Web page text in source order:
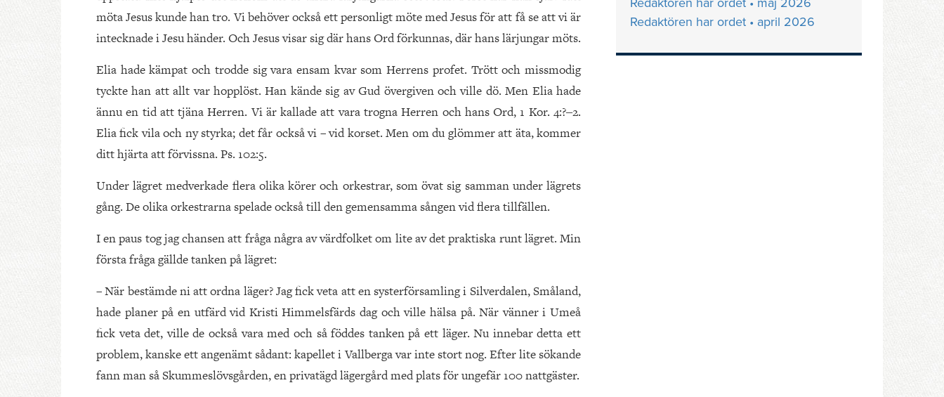
möta Jesus kunde han tro. Vi behöver också ett personligt möte med Jesus för att få se att vi är
intecknade i Jesu händer. Och Jesus visar sig där hans Ord förkunnas, där hans lärjungar möts.
Elia hade kämpat och trodde sig vara ensam kvar som Herrens profet. Trött och missmodig
tyckte han att allt var hopplöst. Han kände sig av Gud övergiven och ville dö. Men Elia hade
ännu en tid att tjäna Herren. Vi är kallade att vara trogna Herren och hans Ord, 1 Kor. 4:?‒2.
Elia fick vila och ny styrka; det får också vi – vid korset. Men om du glömmer att äta, kommer
ditt hjärta att förvissna. Ps. 102:5.
Under lägret medverkade flera olika körer och orkestrar, som övat sig samman under lägrets
gång. De olika orkestrarna spelade också till den gemensamma sången vid flera tillfällen.
I en paus tog jag chansen att fråga några av värdfolket om lite av det praktiska runt lägret. Min
första fråga gällde tanken på lägret:
– När bestämde ni att ordna läger? Jag fick veta att en systerförsamling i Silverdalen, Småland,
hade planer på en utfärd vid Kristi Himmelsfärds dag och ville hälsa på. När vänner i Umeå
fick veta det, ville de också vara med och så föddes tanken på ett läger. Nu innebar detta ett
problem, kanske ett angenämt sådant: kapellet i Vallberga var inte stort nog. Efter lite sökande
fann man så Skummeslövsgården, en privatägd lägergård med plats för ungefär 100 nattgäster.
Redaktören har ordet • april 2026